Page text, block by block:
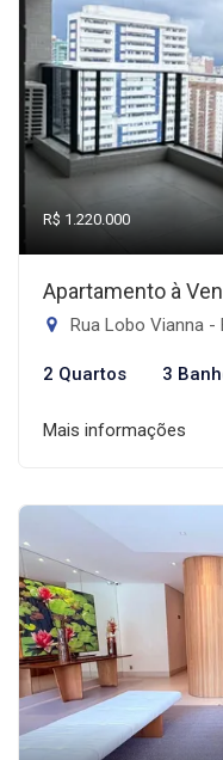
R$ 1.220.000
Apartamento à
Rua Lobo Vianna -
2 Quartos 3
Mais informações